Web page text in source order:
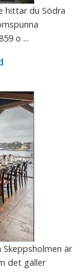
hittar du Södra
o ...
Skeppsholmen är
det gäller